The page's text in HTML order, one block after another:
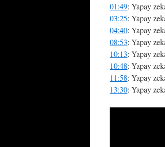
01:49: Yapay
03:25: Yapay
04:40: Yapay
08:53: Yapay
10:13: Yapay
10:48: Yapay
11:58: Yapay
13:30: Yapay